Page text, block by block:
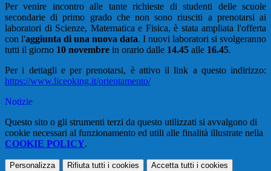
Per venire incontro alle tante richieste di studenti delle scuole
secondarie di primo grado che non sono riusciti a prenotarsi ai
laboratori di Scienze, Matematica e Fisica, è stata ampliata l'offerta
con l'aggiunta di una nuova data. I nuovi laboratori si svolgeranno
tutti il giorno 10 novembre in orario dalle 14.45 alle 16.45.
Per i dettagli e per prenotarsi, è attivo il link a questo indirizzo:
https://www.liceoking.it/orientamento/
Notizie
Questo sito o gli strumenti terzi da questo utilizzati si avvalgono di
cookie necessari al funzionamento ed utili alle finalità illustrate nella
COOKIE POLICY.
Personalizza Rifiuta tutti i cookies Accetta tutti i cookies